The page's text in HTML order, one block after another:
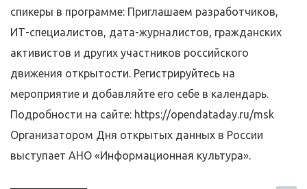
спикеры в программе: Приглашаем разработчиков,
ИТ-специалистов, дата-журналистов, гражданских
активистов и других участников российского
движения открытости. Регистрируйтесь на
мероприятие и добавляйте его себе в календарь.
Подробности на сайте: https://opendataday.ru/msk
Организатором Дня открытых данных в России
выступает АНО «Информационная культура».